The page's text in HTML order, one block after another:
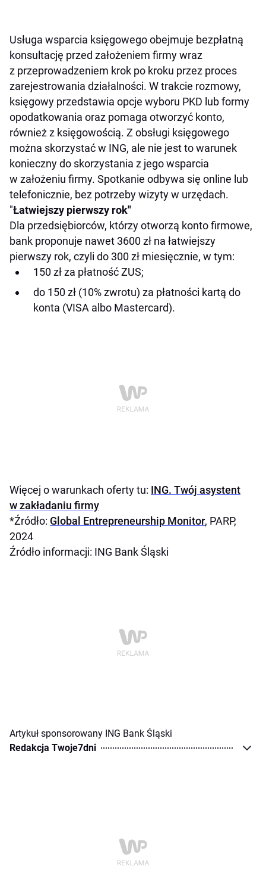
Usługa wsparcia księgowego obejmuje bezpłatną
konsultację przed założeniem firmy wraz
z przeprowadzeniem krok po kroku przez proces
zarejestrowania działalności. W trakcie rozmowy,
księgowy przedstawia opcje wyboru PKD lub formy
opodatkowania oraz pomaga otworzyć konto,
również z księgowością. Z obsługi księgowego
można skorzystać w ING, ale nie jest to warunek
konieczny do skorzystania z jego wsparcia
w założeniu firmy. Spotkanie odbywa się online lub
telefonicznie, bez potrzeby wizyty w urzędach.
"Łatwiejszy pierwszy rok"
Dla przedsiębiorców, którzy otworzą konto firmowe,
bank proponuje nawet 3600 zł na łatwiejszy
pierwszy rok, czyli do 300 zł miesięcznie, w tym:
150 zł za płatność ZUS;
do 150 zł (10% zwrotu) za płatności kartą do
konta (VISA albo Mastercard).
Więcej o warunkach oferty tu: ING. Twój asystent
w zakładaniu firmy
*Źródło: Global Entrepreneurship Monitor, PARP,
2024
Źródło informacji: ING Bank Śląski
Artykuł sponsorowany ING Bank Śląski
Redakcja Twoje7dni